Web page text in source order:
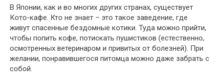
В Японии, как и во многих других странах, существует
Кото-кафе. Кто не знает – это такое заведение, где
живут спасенные бездомные котики. Туда можно прийти,
чтобы попить кофе, потискать пушистиков (естественно,
осмотренных ветеринаром и привитых от болезней). При
желании, понравившегося питомца можно даже забрать с
собой.